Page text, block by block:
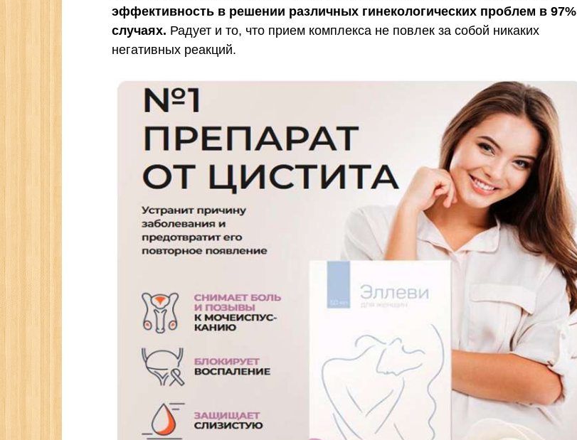
эффективность в решении различных гинекологических проблем в 97%
случаях. Радует и то, что прием комплекса не повлек за собой никаких
негативных реакций.